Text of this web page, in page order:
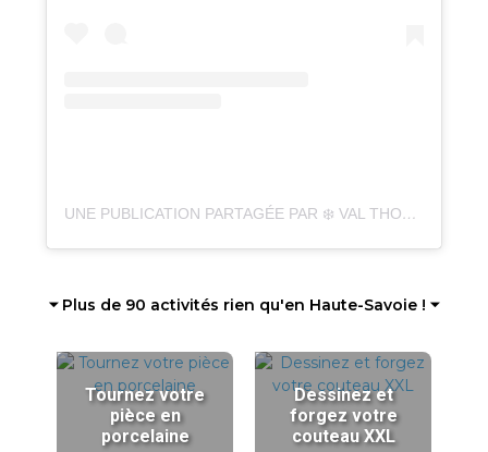
UNE PUBLICATION PARTAGÉE PAR ❄️ VAL THORENS ❄️ (@VAL_THORENS)
⏷ Plus de 90 activités rien qu'en Haute-Savoie ! ⏷
Tournez votre
pièce en
porcelaine
Dessinez et
forgez votre
couteau XXL